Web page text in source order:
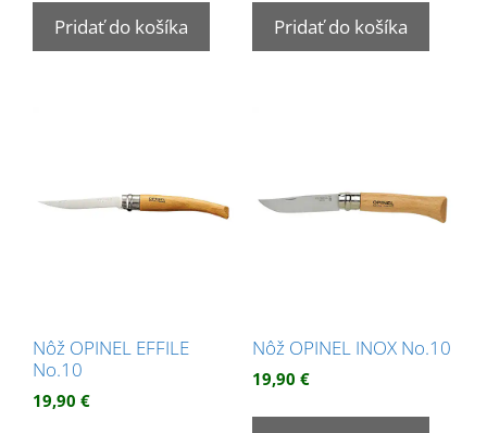
Pridať do košíka Pridať do košíka
Nôž OPINEL EFFILE
No.10
19,90 €
Nôž OPINEL INOX No.10
19,90 €